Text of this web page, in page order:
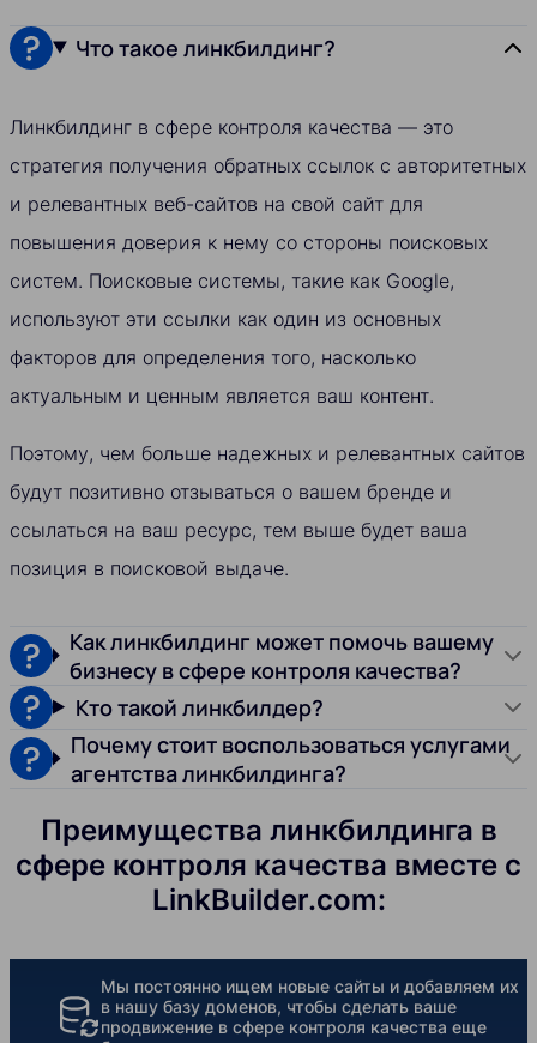
Что такое линкбилдинг?
Линкбилдинг в сфере контроля качества — это
стратегия получения обратных ссылок с авторитетных
и релевантных веб-сайтов на свой сайт для
повышения доверия к нему со стороны поисковых
систем. Поисковые системы, такие как Google,
используют эти ссылки как один из основных
факторов для определения того, насколько
актуальным и ценным является ваш контент.
Поэтому, чем больше надежных и релевантных сайтов
будут позитивно отзываться о вашем бренде и
ссылаться на ваш ресурс, тем выше будет ваша
позиция в поисковой выдаче.
Как линкбилдинг может помочь вашему
бизнесу в сфере контроля качества?
Кто такой линкбилдер?
Почему стоит воспользоваться услугами
агентства линкбилдинга?
Преимущества линкбилдинга в
сфере контроля качества вместе с
LinkBuilder.com:
Мы постоянно ищем новые сайты и добавляем их
в нашу базу доменов, чтобы сделать ваше
продвижение в сфере контроля качества еще